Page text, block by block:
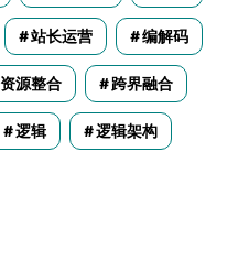
站长运营 编解码
资源整合 跨界融合
逻辑 逻辑架构